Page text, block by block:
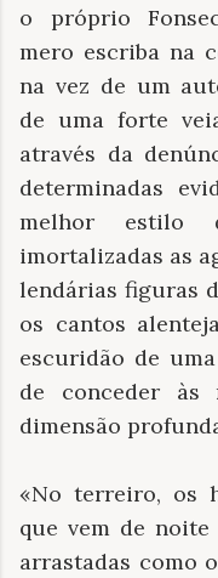
o próprio
mero escriba na
na vez de um
de uma forte
através da
determinadas
melhor estilo
imortalizadas as
lendárias figuras
os cantos
escuridão de
de conceder às
dimensão
«No terreiro, os
que vem de
arrastadas como